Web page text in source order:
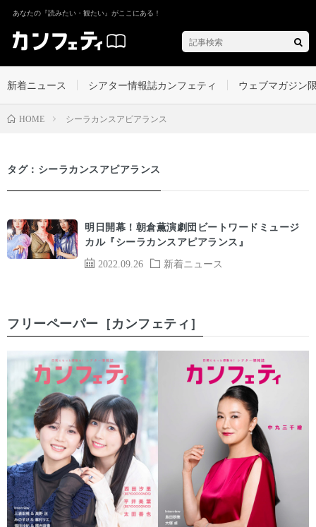
あなたの『読みたい・観たい』がここにある！
新着ニュース シアター情報誌カンフェティ ウェブマガジン
HOME シーラカンスアピアランス
タグ：シーラカンスアピアランス
2022.09.26 新着ニュース
明日開幕！朝倉薫演劇団ビートワードミュージ
カル『シーラカンスアピアランス』
フリーペーパー［カンフェティ］